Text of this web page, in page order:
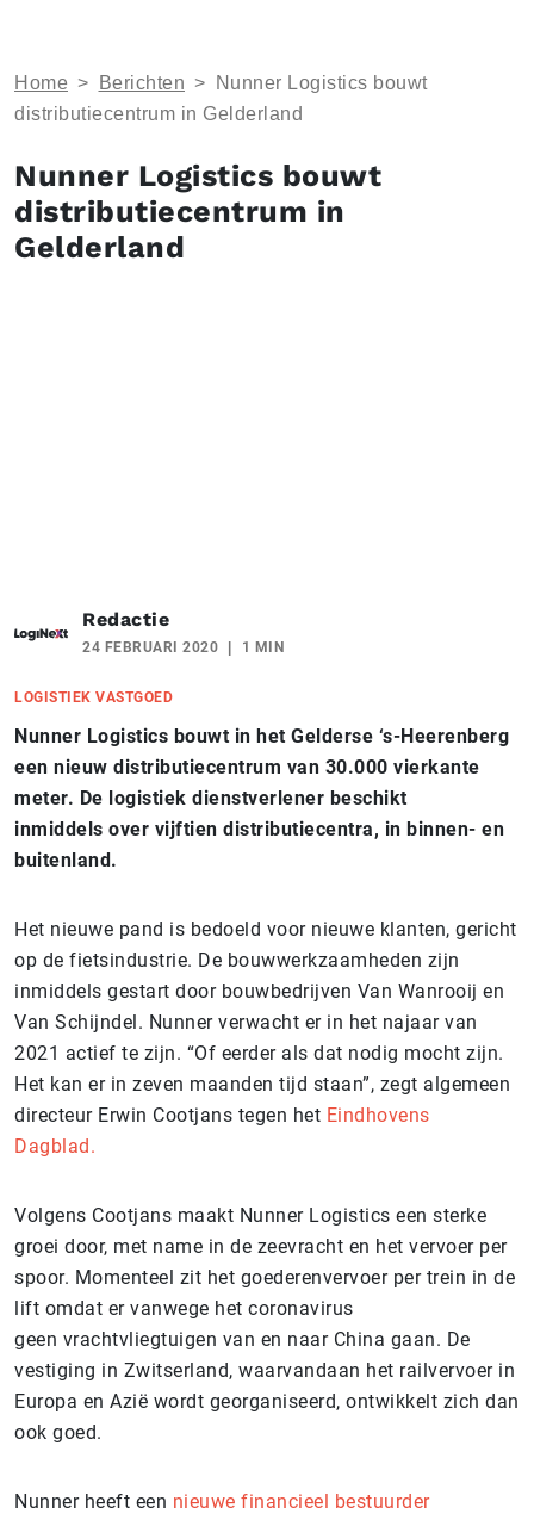
Home > Berichten >
Nunner Logistics bouwt
distributiecentrum in Gelderland
Nunner Logistics bouwt
distributiecentrum in
Gelderland
Redactie
24 FEBRUARI 2020 1 MIN
LOGISTIEK VASTGOED
Nunner Logistics bouwt in het Gelderse ‘s-Heerenberg
een nieuw distributiecentrum van 30.000 vierkante
meter. De logistiek dienstverlener beschikt
inmiddels over vijftien distributiecentra, in binnen- en
buitenland.
Het nieuwe pand is bedoeld voor nieuwe klanten, gericht
op de fietsindustrie. De bouwwerkzaamheden zijn
inmiddels gestart door bouwbedrijven Van Wanrooij en
Van Schijndel. Nunner verwacht er in het najaar van
2021 actief te zijn. “Of eerder als dat nodig mocht zijn.
Het kan er in zeven maanden tijd staan”, zegt algemeen
directeur Erwin Cootjans tegen het Eindhovens
Dagblad.
Volgens Cootjans maakt Nunner Logistics een sterke
groei door, met name in de zeevracht en het vervoer per
spoor. Momenteel zit het goederenvervoer per trein in de
lift omdat er vanwege het coronavirus
geen vrachtvliegtuigen van en naar China gaan. De
vestiging in Zwitserland, waarvandaan het railvervoer in
Europa en Azië wordt georganiseerd, ontwikkelt zich dan
ook goed.
Nunner heeft een nieuwe financieel bestuurder